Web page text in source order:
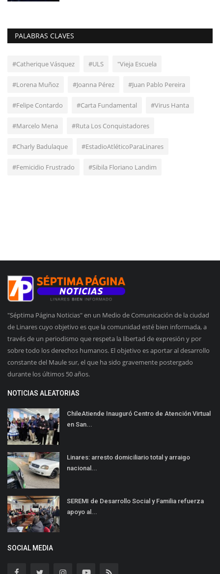
PALABRAS CLAVES
#Catherique Vásquez #ULS "Vieja Escuela
#Lorena Muñoz #Joanna Pérez #Juan Pablo Pereira
#Felipe Contardo #Carta Fundamental #Virus Hanta
#Marcelo Mena #Ruta Los Conquistadores
#Charly Badulaque #EstadioAtléticoParaLinares
#Femicidio Frustrado #Sibila Floriano Landim
"Séptima Página Noticias" en un Medio de Comunicación de la ciudad
de Linares cuyo objetivo es que la comunidad esté bien informada, a
través de un periodismo que respeta la libertad de expresión y por
sobre todo los derechos humanos. El objetivo es aportar al desarrollo
constante del Maule sur, el que ha sido gravemente postergado
durante los últimos 50 años.
NOTICIAS ALEATORIAS
ChileAtiende Inauguró Centro de Atención Virtual
en San...
Linares: arresto domiciliario total y arraigo
nacional...
SEREMI de Desarrollo Social y Familia refuerza
apoyo al...
SOCIAL MEDIA